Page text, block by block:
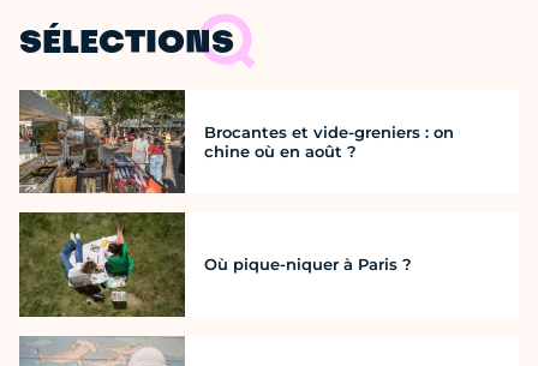
SÉLECTIONS
Brocantes et vide-greniers : on
chine où en août ?
Où pique-niquer à Paris ?